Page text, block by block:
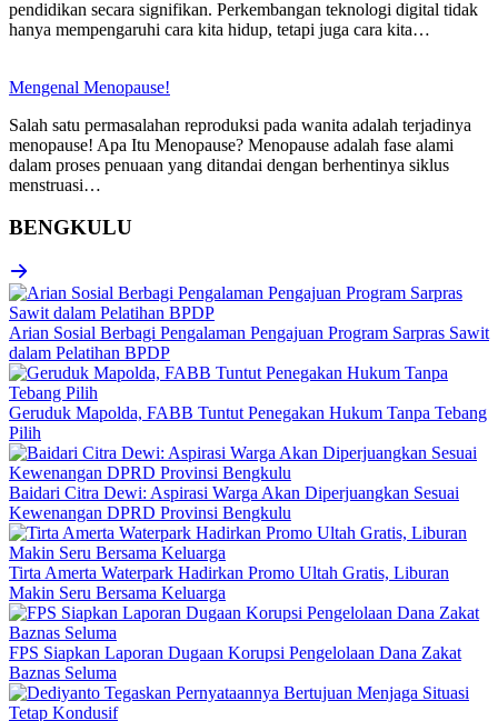
pendidikan secara signifikan. Perkembangan teknologi digital tidak
hanya mempengaruhi cara kita hidup, tetapi juga cara kita…
Mengenal Menopause!
Salah satu permasalahan reproduksi pada wanita adalah terjadinya
menopause! Apa Itu Menopause? Menopause adalah fase alami
dalam proses penuaan yang ditandai dengan berhentinya siklus
menstruasi…
BENGKULU
Arian Sosial Berbagi Pengalaman Pengajuan Program Sarpras Sawit
dalam Pelatihan BPDP
Geruduk Mapolda, FABB Tuntut Penegakan Hukum Tanpa Tebang
Pilih
Baidari Citra Dewi: Aspirasi Warga Akan Diperjuangkan Sesuai
Kewenangan DPRD Provinsi Bengkulu
Tirta Amerta Waterpark Hadirkan Promo Ultah Gratis, Liburan
Makin Seru Bersama Keluarga
FPS Siapkan Laporan Dugaan Korupsi Pengelolaan Dana Zakat
Baznas Seluma